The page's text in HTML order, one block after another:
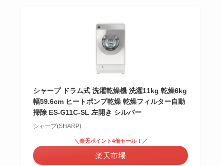
シャープ ドラム式 洗濯乾燥機 洗濯11kg 乾燥6kg
幅59.6cm ヒートポンプ乾燥 乾燥フィルター自動
掃除 ES-G11C-SL 左開き シルバー
シャープ(SHARP)
＼楽天ポイント4倍セール！／
楽天市場